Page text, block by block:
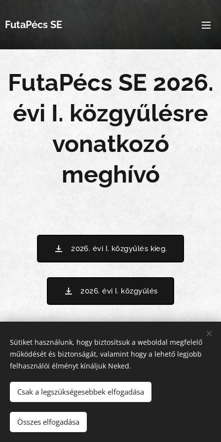
FutaPécs SE
FutaPécs SE 2026.
évi I. közgyűlésre
vonatkozó
meghívó
2026. évi I. közgyűlés kieg.
2026. évi I. közgyűlés
Az oldalt a FutaPécs SE kezeli.
Sütiket használunk, hogy biztosítsuk a weboldal megfelelő
működését és biztonságát, valamint hogy a lehető legjobb
felhasználói élményt kínáljuk Neked.
Csak a legszükségesebbek elfogadása
Összes elfogadása